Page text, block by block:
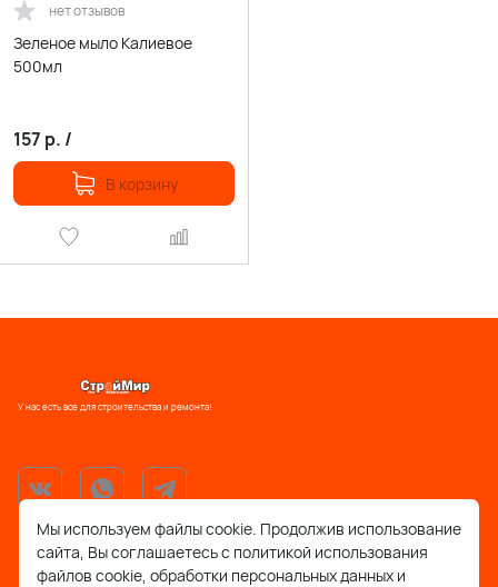
нет отзывов
Зеленое мыло Калиевое
500мл
157 р. /
В корзину
У нас есть все для строительства и ремонта!
support@stroymir48.ru
Мы используем файлы cookie. Продолжив использование
сайта, Вы соглашаетесь с политикой использования
файлов cookie, обработки персональных данных и